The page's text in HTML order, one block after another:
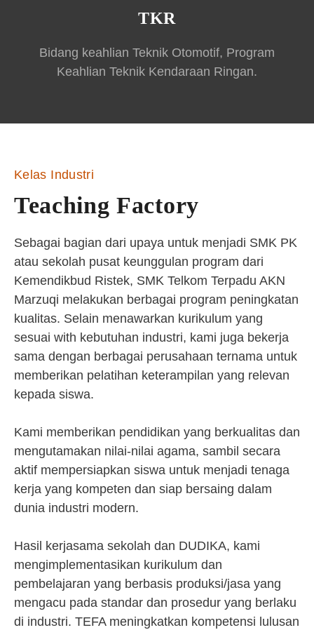
TKR
Bidang keahlian Teknik Otomotif, Program
Keahlian Teknik Kendaraan Ringan.
Kelas Industri
Teaching Factory
Sebagai bagian dari upaya untuk menjadi SMK PK
atau sekolah pusat keunggulan program dari
Kemendikbud Ristek, SMK Telkom Terpadu AKN
Marzuqi melakukan berbagai program peningkatan
kualitas. Selain menawarkan kurikulum yang
sesuai with kebutuhan industri, kami juga bekerja
sama dengan berbagai perusahaan ternama untuk
memberikan pelatihan keterampilan yang relevan
kepada siswa.
Kami memberikan pendidikan yang berkualitas dan
mengutamakan nilai-nilai agama, sambil secara
aktif mempersiapkan siswa untuk menjadi tenaga
kerja yang kompeten dan siap bersaing dalam
dunia industri modern.
Hasil kerjasama sekolah dan DUDIKA, kami
mengimplementasikan kurikulum dan
pembelajaran yang berbasis produksi/jasa yang
mengacu pada standar dan prosedur yang berlaku
di industri. TEFA meningkatkan kompetensi lulusan